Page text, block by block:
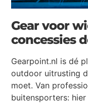
Gear voor
concessies
Gearpoint.nl is dé
outdoor uitrusting
moet. Van
buitensporters: